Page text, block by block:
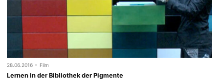
28.06.2016 - Film
Lernen in der Bibliothek der Pigmente